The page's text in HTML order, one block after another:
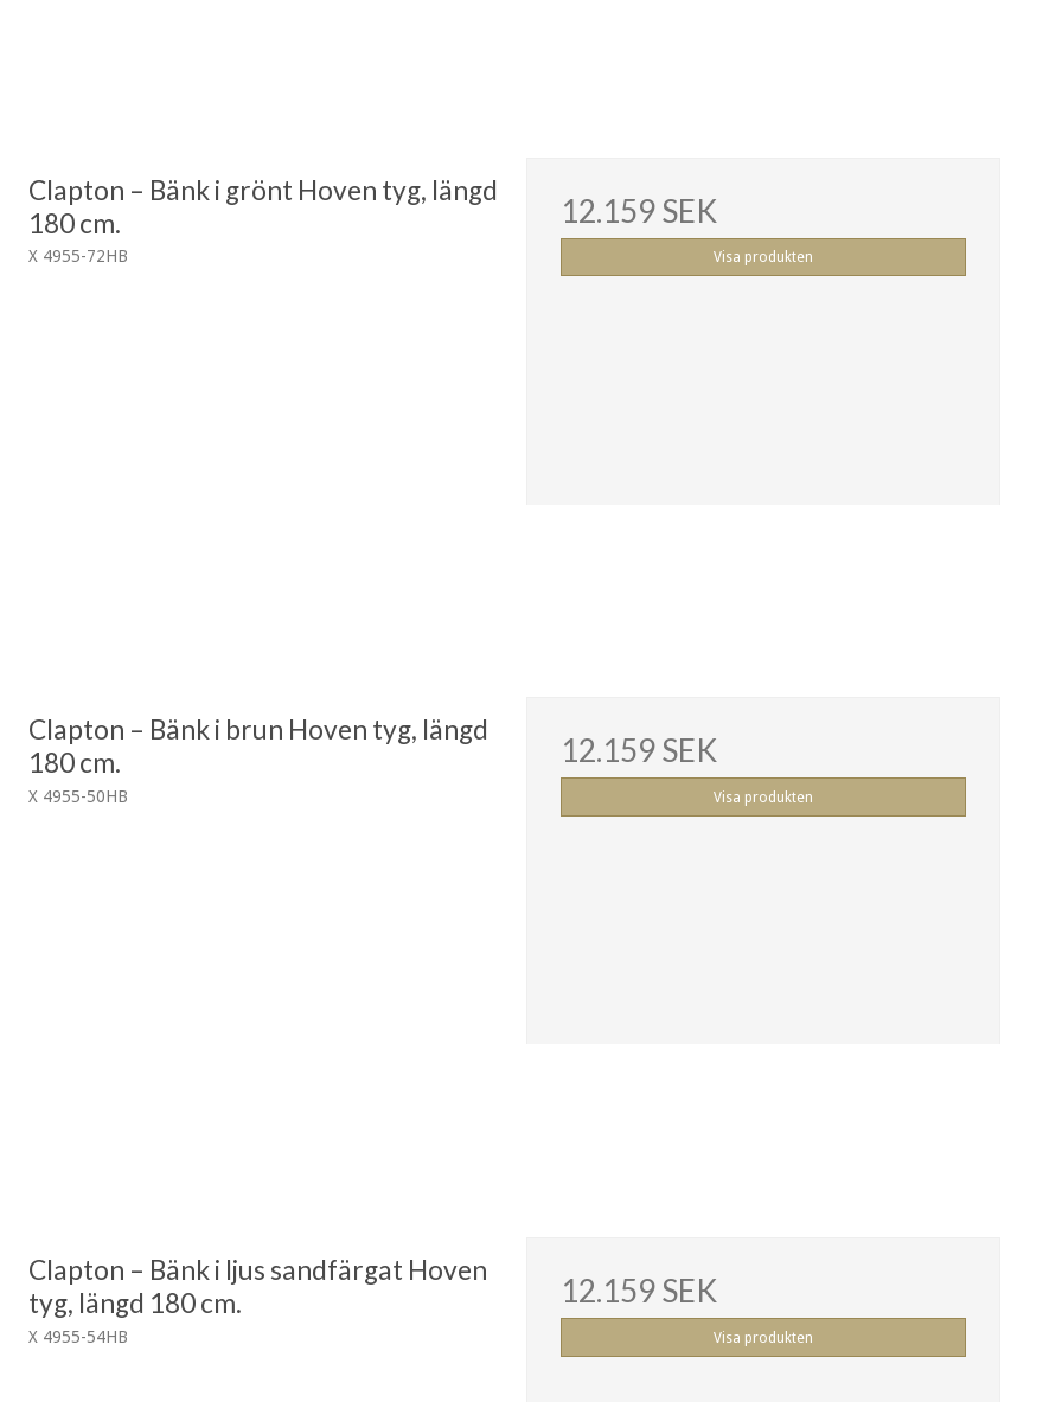
Clapton – Bänk i grönt Hoven tyg, längd
180 cm.
X 4955-72HB
12.159 SEK
Visa produkten
Clapton – Bänk i brun Hoven tyg, längd
180 cm.
X 4955-50HB
12.159 SEK
Visa produkten
Clapton – Bänk i ljus sandfärgat Hoven
tyg, längd 180 cm.
X 4955-54HB
12.159 SEK
Visa produkten